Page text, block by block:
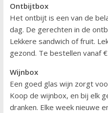
Ontbijtbox
Het ontbijt is een van de
dag. De gerechten in de
Lekkere sandwich of fruit.
gezond. Te bestellen vanaf
Wijnbox
Een goed glas wijn zorgt
Koop de wijnbox, en bij elk
dranken. Elke week nieuwe